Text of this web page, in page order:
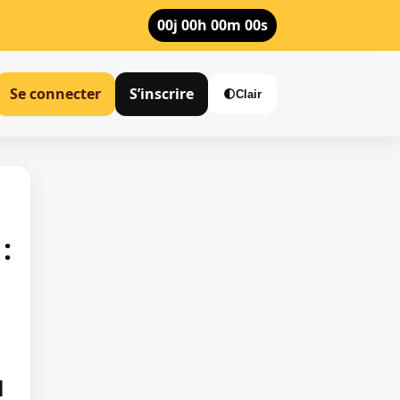
00j 00h 00m 00s
Se connecter S’inscrire 🌓